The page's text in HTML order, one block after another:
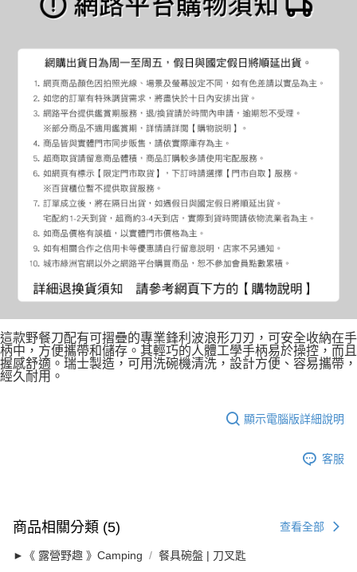
這款野餐刀配有可摺疊的專業鋒利波浪形刀刃，可安全收納在手
柄中，方便攜帶和儲存。其輕巧的人體工學手柄易於操控，而且
握感舒適。瑞士製造，可用洗碗機清洗，設計方便、容易攜帶，
經久耐用。
顯示電腦版詳細說明
客服
商品相關分類 (5) 查看全部
►《 露營野趣 》Camping 餐具碗盤 | 刀叉匙